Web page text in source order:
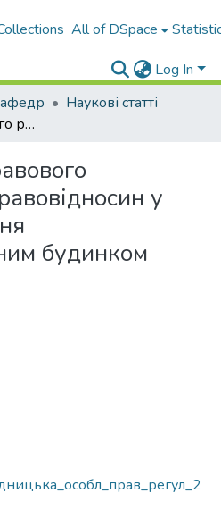
All of DSpace
Log In
Наукові статті
Особливості правового регулювання правовідносин у сфері управління багатоквартирним будинком
у
будинком